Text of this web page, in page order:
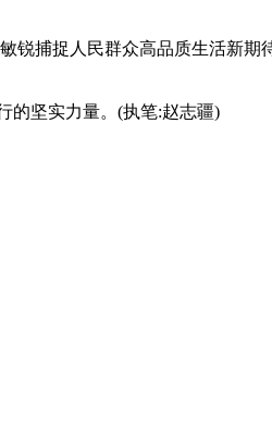
捕捉人民群众高品质生活新期
的坚实力量。(执笔:赵志疆)